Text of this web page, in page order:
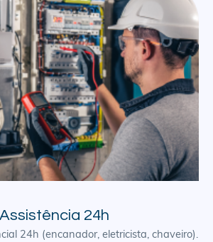
Assistência 24h
24h (encanador, eletricista, chaveiro).